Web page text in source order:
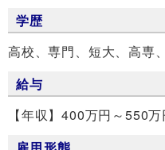
学歴
高校、専門、短大、高専
給与
【年収】400万円～550万